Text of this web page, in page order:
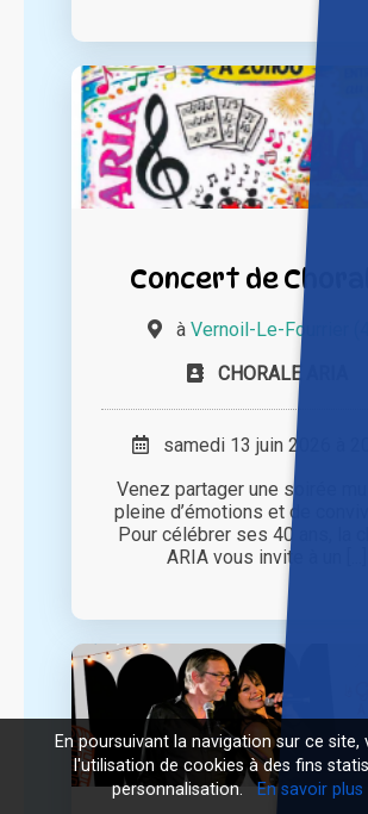
Concert de
à Vernoil-Le-Fourrier
CHORALE ARIA
samedi 13 juin 2026 à
Venez partager une soirée
pleine d’émotions et de
Pour célébrer ses 40 ans, la
ARIA vous invite à un [...]
En poursuivant la navigation sur ce
l'utilisation de cookies à des fins
personnalisation.En savoir plus